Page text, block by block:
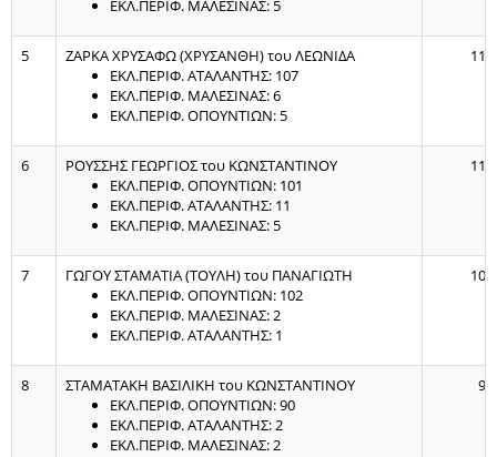
ΕΚΛ.ΠΕΡΙΦ. ΜΑΛΕΣΙΝΑΣ: 5
5
ΖΑΡΚΑ ΧΡΥΣΑΦΩ (ΧΡΥΣΑΝΘΗ) του ΛΕΩΝΙΔΑ
ΕΚΛ.ΠΕΡΙΦ. ΑΤΑΛΑΝΤΗΣ: 107
ΕΚΛ.ΠΕΡΙΦ. ΜΑΛΕΣΙΝΑΣ: 6
ΕΚΛ.ΠΕΡΙΦ. ΟΠΟΥΝΤΙΩΝ: 5
118
6
ΡΟΥΣΣΗΣ ΓΕΩΡΓΙΟΣ του ΚΩΝΣΤΑΝΤΙΝΟΥ
ΕΚΛ.ΠΕΡΙΦ. ΟΠΟΥΝΤΙΩΝ: 101
ΕΚΛ.ΠΕΡΙΦ. ΑΤΑΛΑΝΤΗΣ: 11
ΕΚΛ.ΠΕΡΙΦ. ΜΑΛΕΣΙΝΑΣ: 5
117
7
ΓΩΓΟΥ ΣΤΑΜΑΤΙΑ (ΤΟΥΛΗ) του ΠΑΝΑΓΙΩΤΗ
ΕΚΛ.ΠΕΡΙΦ. ΟΠΟΥΝΤΙΩΝ: 102
ΕΚΛ.ΠΕΡΙΦ. ΜΑΛΕΣΙΝΑΣ: 2
ΕΚΛ.ΠΕΡΙΦ. ΑΤΑΛΑΝΤΗΣ: 1
105
8
ΣΤΑΜΑΤΑΚΗ ΒΑΣΙΛΙΚΗ του ΚΩΝΣΤΑΝΤΙΝΟΥ
ΕΚΛ.ΠΕΡΙΦ. ΟΠΟΥΝΤΙΩΝ: 90
ΕΚΛ.ΠΕΡΙΦ. ΑΤΑΛΑΝΤΗΣ: 2
ΕΚΛ.ΠΕΡΙΦ. ΜΑΛΕΣΙΝΑΣ: 2
94